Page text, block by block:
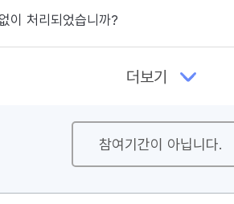
이 처리되었습니까?
더보기
참여기간이 아닙니다.